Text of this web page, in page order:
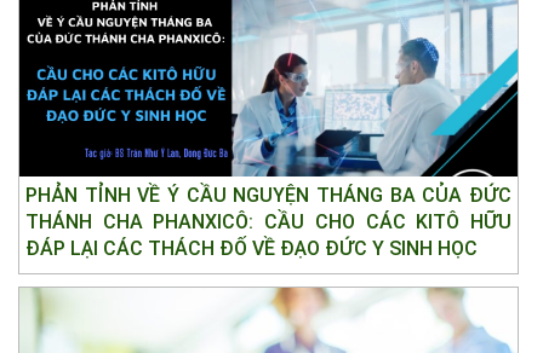
PHẢN TỈNH VỀ Ý CẦU NGUYỆN THÁNG BA CỦA ĐỨC
THÁNH CHA PHANXICÔ: CẦU CHO CÁC KITÔ HỮU
ĐÁP LẠI CÁC THÁCH ĐỐ VỀ ĐẠO ĐỨC Y SINH HỌC